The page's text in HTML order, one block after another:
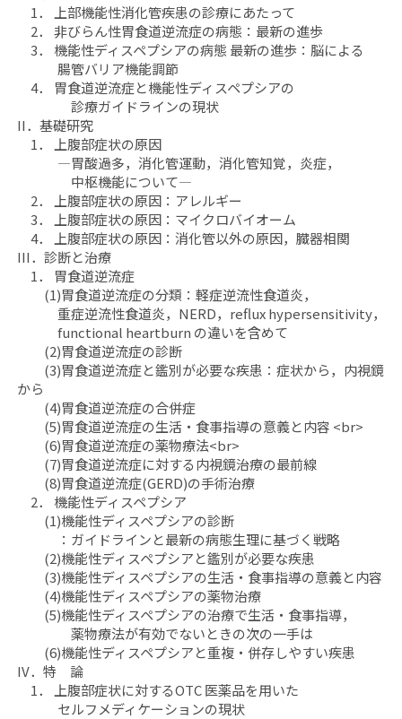
能
性
疾
患
update：
部」
数
量
を
ら
す
能
性
消
化
管
患
update：
上
部」
の
量
を
増
や
す
1． 上部機能性消化管疾患の診療にあたって
2． 非びらん性胃食道逆流症の病態：最新の進歩
3． 機能性ディスペプシアの病態 最新の進歩：脳による
腸管バリア機能調節
4． 胃食道逆流症と機能性ディスペプシアの
診療ガイドラインの現状
II．基礎研究
1． 上腹部症状の原因
―胃酸過多，消化管運動，消化管知覚，炎症，
中枢機能について―
2． 上腹部症状の原因：アレルギー
3． 上腹部症状の原因：マイクロバイオーム
4． 上腹部症状の原因：消化管以外の原因，臓器相関
III．診断と治療
1． 胃食道逆流症
(1)胃食道逆流症の分類：軽症逆流性食道炎，
重症逆流性食道炎，NERD，reflux hypersensitivity，
functional heartburn の違いを含めて
(2)胃食道逆流症の診断
(3)胃食道逆流症と鑑別が必要な疾患：症状から，内視鏡
から
(4)胃食道逆流症の合併症
(5)胃食道逆流症の生活・食事指導の意義と内容 <br>
(6)胃食道逆流症の薬物療法<br>
(7)胃食道逆流症に対する内視鏡治療の最前線
(8)胃食道逆流症(GERD)の手術治療
2． 機能性ディスペプシア
(1)機能性ディスペプシアの診断
：ガイドラインと最新の病態生理に基づく戦略
(2)機能性ディスペプシアと鑑別が必要な疾患
(3)機能性ディスペプシアの生活・食事指導の意義と内容
(4)機能性ディスペプシアの薬物治療
(5)機能性ディスペプシアの治療で生活・食事指導，
薬物療法が有効でないときの次の一手は
(6)機能性ディスペプシアと重複・併存しやすい疾患
IV．特 論
1． 上腹部症状に対するOTC 医薬品を用いた
セルフメディケーションの現状